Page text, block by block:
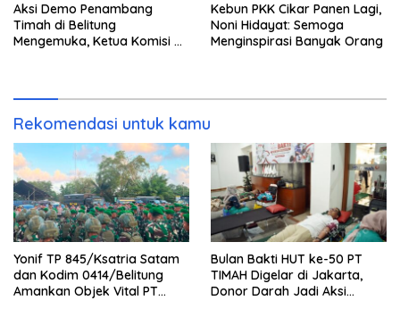
Aksi Demo Penambang
Timah di Belitung
Mengemuka, Ketua Komisi XII
Kebun PKK Cikar Panen Lagi,
Noni Hidayat: Semoga
Menginspirasi Banyak Orang
Rekomendasi untuk kamu
Yonif TP 845/Ksatria Satam
dan Kodim 0414/Belitung
Amankan Objek Vital PT
Bulan Bakti HUT ke-50 PT
TIMAH Digelar di Jakarta,
Donor Darah Jadi Aksi